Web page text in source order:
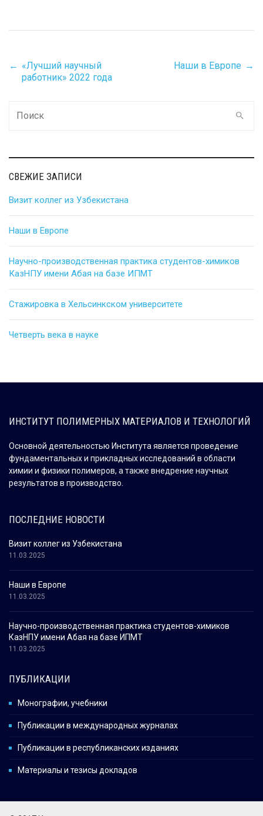
Post
navigation
← «Лучший научный
работник» 2022 года
Наши в Европе →
СВЕЖИЕ ЗАПИСИ
Визит коллег из Узбекистана
Наши в Европе
Научно-производственная практика студентов-химиков
КазНПУ имени Абая на базе ИПМТ
Стажировка в Хельсинкском университете
Четверть века в науке
ИНСТИТУТ ПОЛИМЕРНЫХ МАТЕРИАЛОВ И ТЕХНОЛОГИЙ
Основной деятельностью Института является проведение
фундаментальных и прикладных исследований в области
химии и физики полимеров, а также внедрение научных
результатов в производство.
ПОСЛЕДНИЕ НОВОСТИ
Визит коллег из Узбекистана
11.03.2025
Наши в Европе
11.03.2025
Научно-производственная практика студентов-химиков
КазНПУ имени Абая на базе ИПМТ
11.03.2025
ПУБЛИКАЦИИ
Монографии, учебники
Публикации в международных журналах
Публикации в республиканских изданиях
Материалы и тезисы докладов